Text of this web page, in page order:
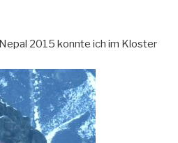
2015 konnte ich im Kloster